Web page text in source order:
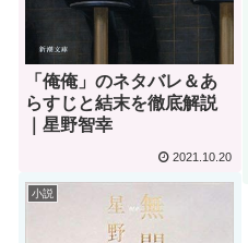
「俺俺」のネタバレ＆あ
らすじと結末を徹底解説
｜星野智幸
2021.10.20
小説